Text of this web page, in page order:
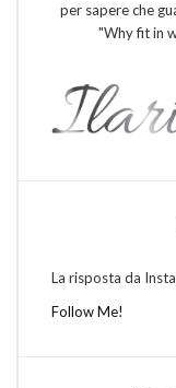
per sapere che
"Why fit in
La risposta da
Follow Me!